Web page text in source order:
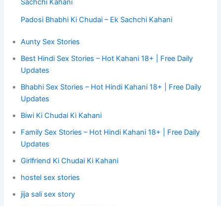
Padosi Bhabhi Ki Chudai – Ek Sachchi Kahani
Aunty Sex Stories
Best Hindi Sex Stories – Hot Kahani 18+ | Free Daily
Updates
Bhabhi Sex Stories – Hot Hindi Kahani 18+ | Free Daily
Updates
Biwi Ki Chudai Ki Kahani
Family Sex Stories – Hot Hindi Kahani 18+ | Free Daily
Updates
Girlfriend Ki Chudai Ki Kahani
hostel sex stories
jija sali sex story